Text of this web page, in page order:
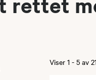
lokalforeningene i
Viser1- 5av21